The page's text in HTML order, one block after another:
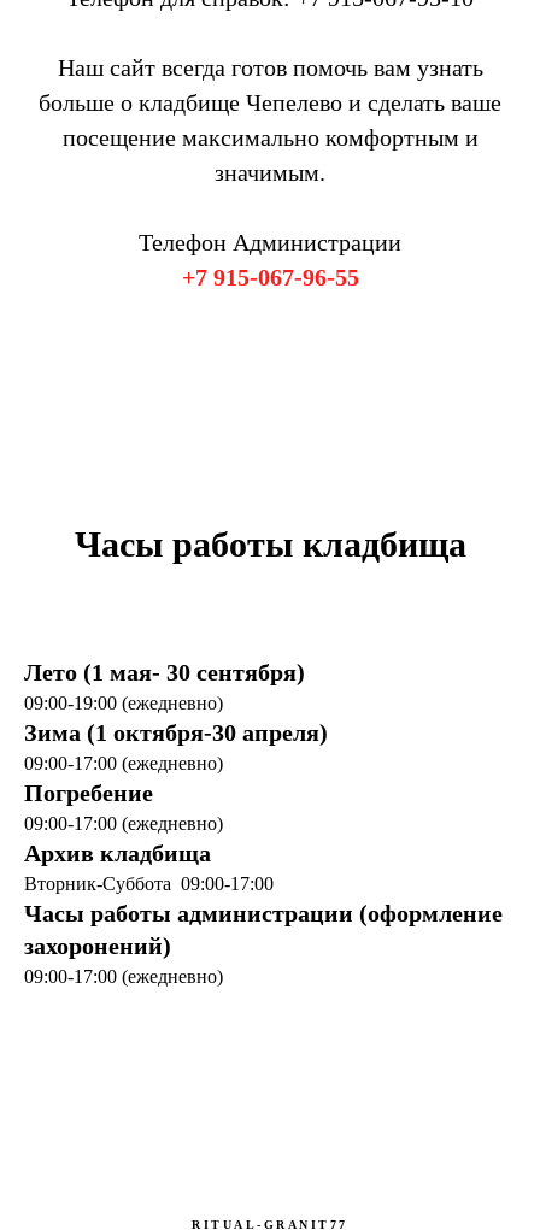
Наш сайт всегда готов помочь вам узнать
больше о кладбище Чепелево и сделать ваше
посещение максимально комфортным и
значимым.
Телефон Администрации
+7 915-067-96-55
Часы работы кладбища
Лето (1 мая- 30 сентября)
09:00-19:00 (ежедневно)
Зима (1 октября-30 апреля)
09:00-17:00 (ежедневно)
Погребение
09:00-17:00 (ежедневно)
Архив кладбища
Вторник-Суббота 09:00-17:00
Часы работы администрации (оформление
захоронений)
09:00-17:00 (ежедневно)
RITUAL-GRANIT77